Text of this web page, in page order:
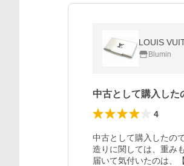
LOUIS
Blumin
中古として購入し
4
中古として購入したの
造りに関しては、重み
届いて気付いたのは、